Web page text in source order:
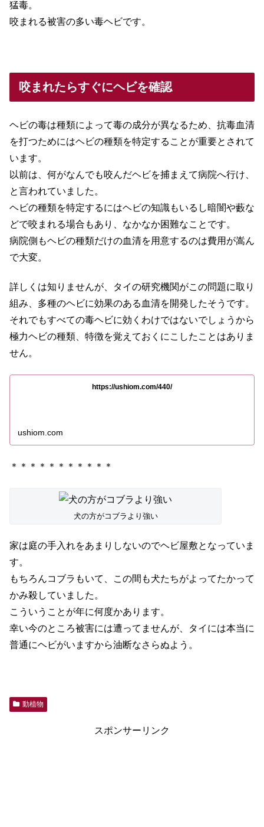
猛毒。
咬まれる被害の多い毒ヘビです。
咬まれたらすぐにヘビを確認
ヘビの毒は種類によって毒の成分が異なるため、抗毒血清
を打つためにはヘビの種類を特定することが重要とされて
います。
以前は、何がなんでも咬んだヘビを捕まえて病院へ行け、
と言われていました。
ヘビの種類を特定するにはヘビの知識もいるし暗闇や藪な
どで咬まれる場合もあり、なかなか困難なことです。
病院側もヘビの種類だけの血清を用意するのは費用が嵩ん
で大変。
詳しくは知りませんが、タイの研究機関がこの問題に取り
組み、多種のヘビに効果のある血清を開発したそうです。
それでもすべての毒ヘビに効くわけではないでしょうから
極力ヘビの種類、特徴を覚えておくにこしたことはありま
せん。
https://ushiom.com/440/
ushiom.com
＊＊＊＊＊＊＊＊＊＊＊
犬の方がコブラより強い
家は庭の手入れをあまりしないのでヘビ屋敷となっていま
す。
もちろんコブラもいて、この間も犬たちがよってたかって
かみ殺していました。
こういうことが年に何度かあります。
幸い今のところ被害には遭ってませんが、タイには本当に
普通にヘビがいますから油断なさらぬよう。
動植物
スポンサーリンク